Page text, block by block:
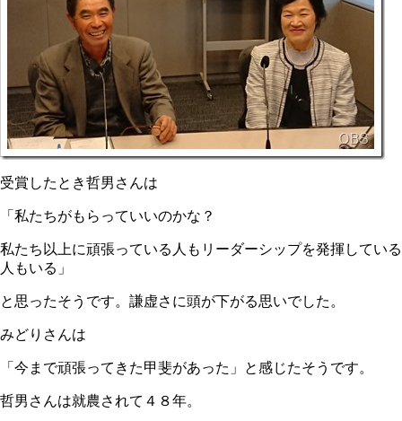
受賞したとき哲男さんは
「私たちがもらっていいのかな？
私たち以上に頑張っている人もリーダーシップを発揮している
人もいる」
と思ったそうです。謙虚さに頭が下がる思いでした。
みどりさんは
「今まで頑張ってきた甲斐があった」と感じたそうです。
哲男さんは就農されて４８年。